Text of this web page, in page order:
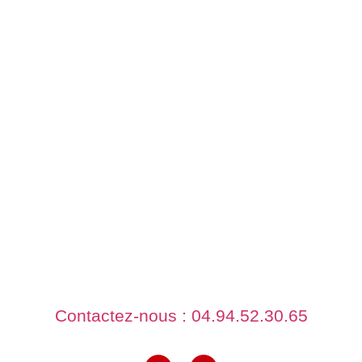
Contactez-nous : 04.94.52.30.65